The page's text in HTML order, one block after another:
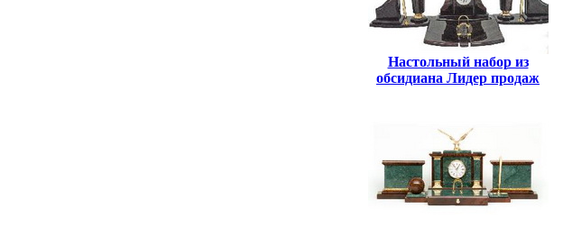
Настольный набор из
обсидиана Лидер продаж